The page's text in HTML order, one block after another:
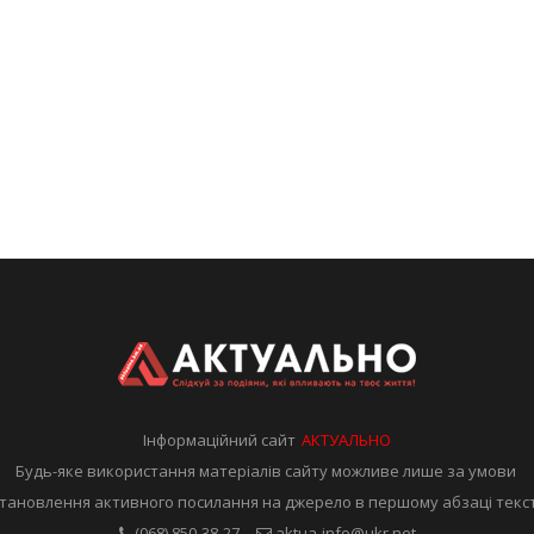
Інформаційний сайтАКТУАЛЬНО
Будь-яке використання матеріалів сайту можливе лише за умови
активного посилання на джерело в першому абзаці